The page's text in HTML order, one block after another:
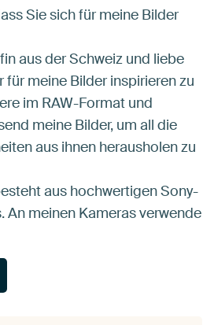
Sie sich für meine Bilder
aus der Schweiz und liebe
für meine Bilder inspirieren zu
im RAW-Format und
meine Bilder, um all die
aus ihnen herausholen zu
aus hochwertigen Sony-
An meinen Kameras verwende